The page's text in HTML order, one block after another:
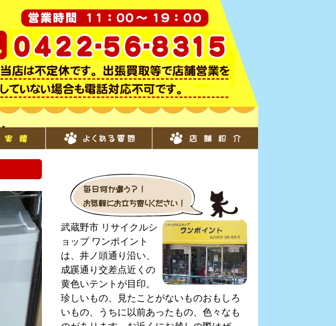
武蔵野市 リサイクルシ
ョップ ワンポイント
は、井ノ頭通り沿い、
成蹊通り交差点近くの
黄色いテントが目印。
珍しいもの、見たことがないものおもしろ
いもの、うちに以前あったもの、色々なも